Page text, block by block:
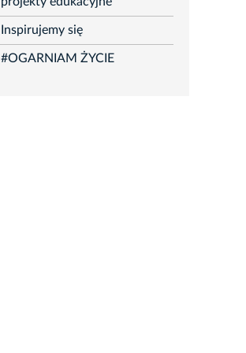
Inspirujemy się
#OGARNIAM ŻYCIE